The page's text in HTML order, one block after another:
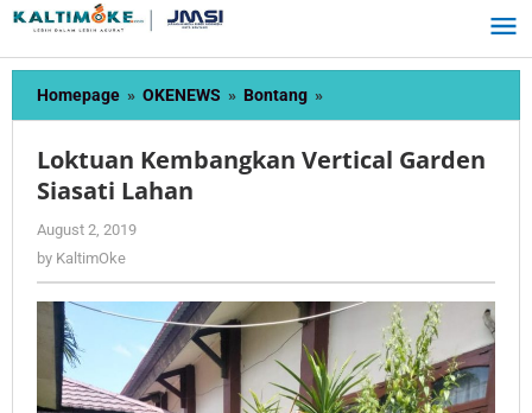
Skip
content
Homepage » OKENEWS » Bontang »
Kembangkan
Garden
Loktuan Kembangkan Vertical Garden
Siasati Lahan
August 2, 2019
by KaltimOke